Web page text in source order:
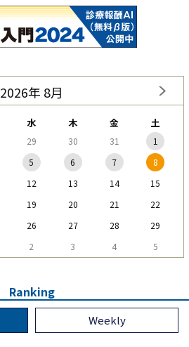
2026年 8月
水 木 金 土
29 30 31
1
5 6 7
8
12 13 14
15
19 20 21
22
26 27 28
29
2 3 4 5
Ranking
Weekly